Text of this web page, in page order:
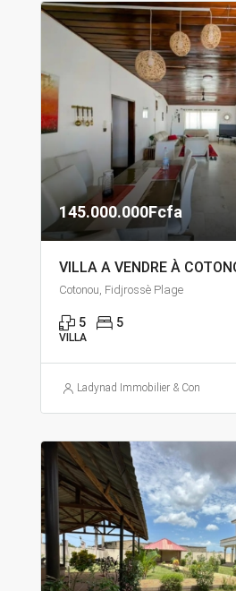
145.000.000Fcfa
Cotonou, Fidjrossè Plage
5 5
VILLA
Ladynad Immobilier & Construction